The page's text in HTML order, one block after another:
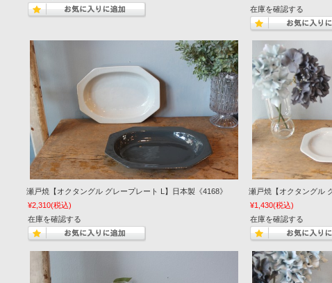
在庫を確認する
瀬戸焼【オクタングル グレープレート L】日本製《4168》
¥2,310(税込)
在庫を確認する
瀬戸焼【オクタングル
¥1,430(税込)
在庫を確認する